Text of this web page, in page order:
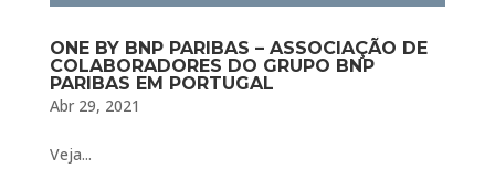
ONE BY BNP PARIBAS – ASSOCIAÇÃO DE
COLABORADORES DO GRUPO BNP
PARIBAS EM PORTUGAL
Abr 29, 2021
Veja...